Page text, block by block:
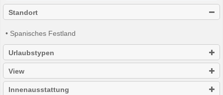
Standort
• Spanisches Festland
Urlaubstypen
View
Innenausstattung